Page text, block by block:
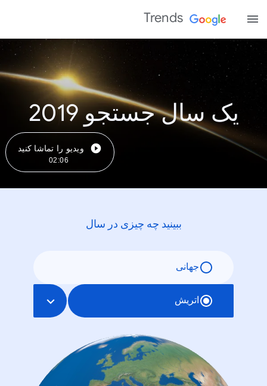
Trends
یک سال جستجو 2019
ویدیو را تماشا کنید
02:06
ببینید چه چیزی در سال
جهانی
اتریش